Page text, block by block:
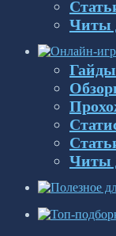
Читы
Гайды
Читы